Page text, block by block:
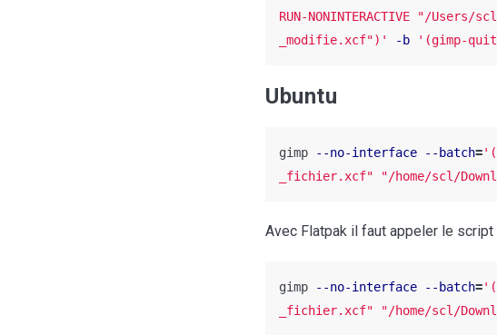
RUN-NONINTERACTIVE "/
_modifie.xcf")'
-b '(gimp-
Ubuntu
gimp --no-interface --batch=
_fichier.xcf" "/home/scl/
Avec Flatpak il faut appeler le script
gimp --no-interface --batch=
_fichier.xcf" "/home/scl/